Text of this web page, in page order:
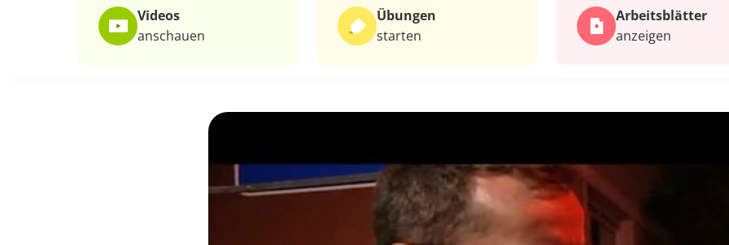
Videos
anschauen
Übungen
starten
Arbeits­blätter
anzeigen